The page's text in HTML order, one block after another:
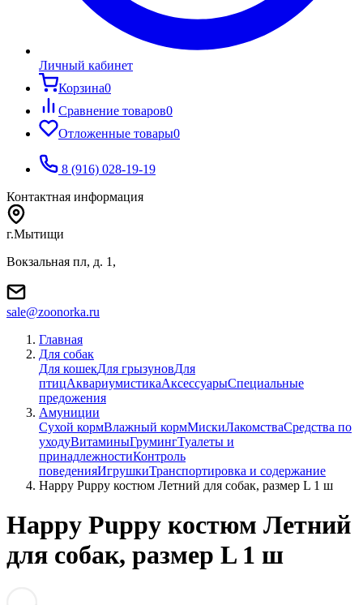
Личный кабинет
Корзина0
Сравнение товаров0
Отложенные товары0
8 (916) 028-19-19
Контактная информация
г.Мытищи
Вокзальная пл, д. 1,
sale@zoonorka.ru
Главная
Для собак
Для кошекДля грызуновДля
птицАквариумистикаАксессуарыСпециальные
предожения
Амуниции
Сухой кормВлажный кормМискиЛакомстваСредства по
уходуВитаминыГрумингТуалеты и
принадлежностиКонтроль
поведенияИгрушкиТранспортировка и содержание
Happy Puppy костюм Летний для собак, размер L 1 ш
Happy Puppy костюм Летний
для собак, размер L 1 ш